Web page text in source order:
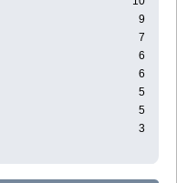
9
7
6
6
5
5
3